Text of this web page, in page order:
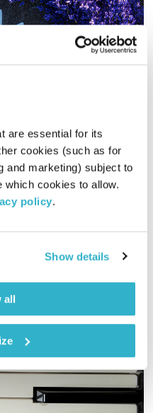
are essential for its
cookies (such as for
and marketing) subject to
which cookies to allow.
policy.
Show details
all
התעוררות
גליה גלעדי
01.03.23
01:27:28
גליה גלעדי מזמינה אתכם